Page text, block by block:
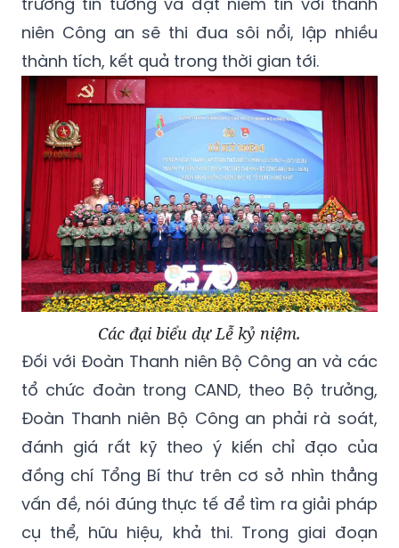
niên Công an sẽ thi đua sôi nổi, lập nhiều
thành tích, kết quả trong thời gian tới.
Các đại biểu dự Lễ kỷ niệm.
Đối với Đoàn Thanh niên Bộ Công an và các
tổ chức đoàn trong CAND, theo Bộ trưởng,
Đoàn Thanh niên Bộ Công an phải rà soát,
đánh giá rất kỹ theo ý kiến chỉ đạo của
đồng chí Tổng Bí thư trên cơ sở nhìn thẳng
vấn đề, nói đúng thực tế để tìm ra giải pháp
cụ thể, hữu hiệu, khả thi. Trong giai đoạn